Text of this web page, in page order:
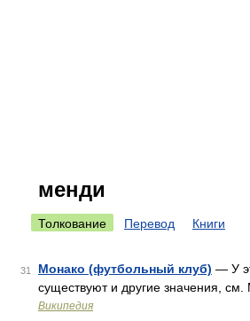
менди
Толкование Перевод Книги
31 Монако (футбольный клуб) — У
существуют и другие значения, см.
Википедия